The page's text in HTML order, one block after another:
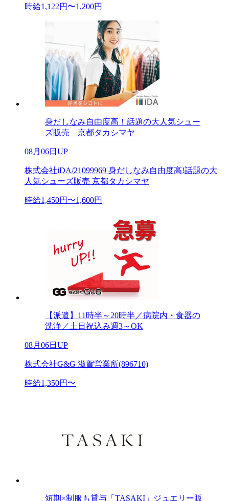
時給1,122円〜1,200円
身だしなみ自由度高！話題の大人気シュー
ズ販売 京都タカシマヤ
08月06日UP
株式会社iDA/21099969 身だしなみ自由度高!話題の大
人気シューズ販売 京都タカシマヤ
時給1,450円〜1,600円
【派遣】11時半～20時半／病院内・食器の
洗浄／土日祝込み週3～OK
08月06日UP
株式会社G&G 滋賀営業所(896710)
時給1,350円〜
短期×制服も貸与「TASAKI」ジュエリー販